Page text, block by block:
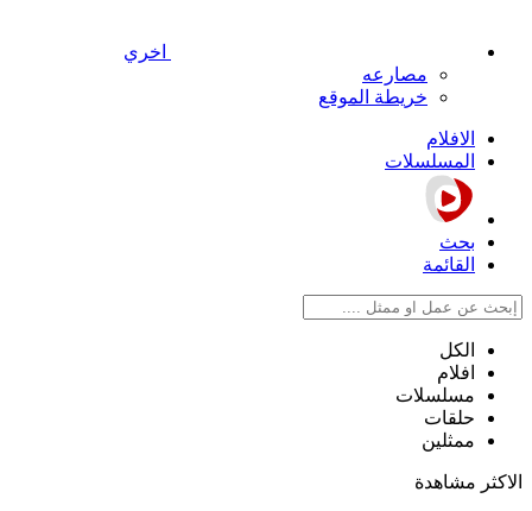
اخري
مصارعه
خريطة الموقع
الافلام
المسلسلات
بحث
القائمة
الكل
افلام
مسلسلات
حلقات
ممثلين
الاكثر مشاهدة